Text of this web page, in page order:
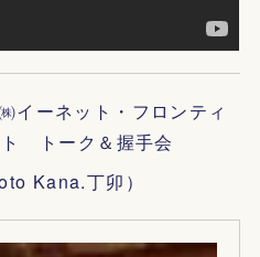
イーネット・フロンティ
トーク＆握手会
Kana.丁卯）